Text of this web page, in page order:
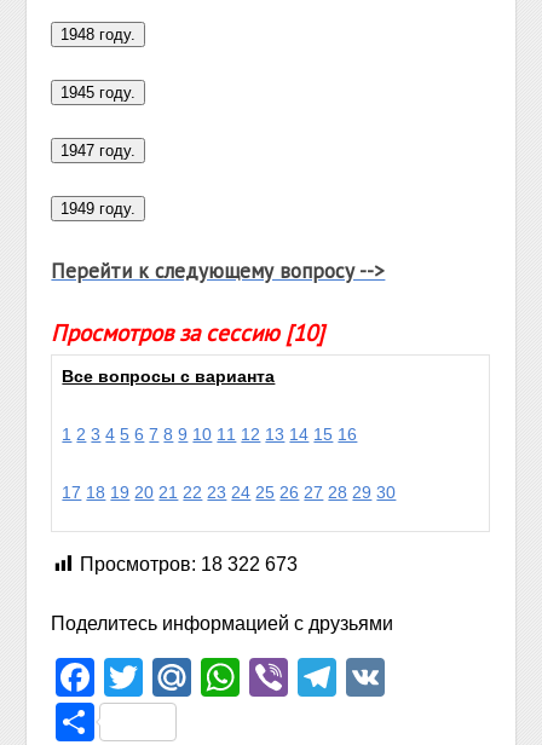
Перейти к следующему вопросу -->
Просмотров за сессию [10]
Все вопросы с варианта
1 2 3 4 5 6 7 8 9 10 11 12 13 14 15 16
17 18 19 20 21 22 23 24 25 26 27 28 29 30
Просмотров: 18 322 673
Поделитесь информацией с друзьями
Facebook
TwitterMail.Ru
WhatsApp
ViberTelegram
Отправить